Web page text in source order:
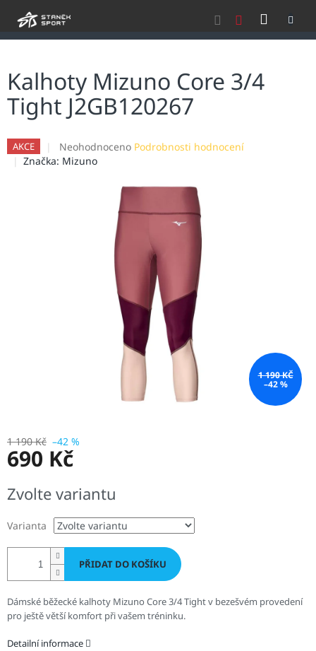
Kalhoty Mizuno Core 3/4
Tight J2GB120267
AKCE
Průměrné
hodnocení
Neohodnoceno Podrobnosti hodnocení
Značka: Mizuno
1 190 KČ
–42 %
1 190 Kč –42 %
690 Kč
cena:
Zvolte variantu
Varianta
PŘIDAT DO KOŠÍKU
Dámské běžecké kalhoty Mizuno Core 3/4 Tight v bezešvém provedení
pro ještě větší komfort při vašem tréninku.
Detailní informace